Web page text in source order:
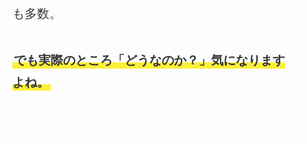
も多数。
でも実際のところ「どうなのか？」気になります
よね。